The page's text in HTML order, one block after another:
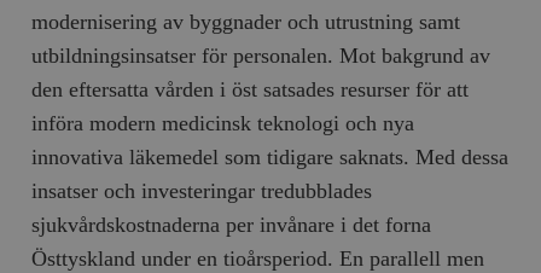
modernisering av byggnader och utrustning samt
utbildningsinsatser för personalen. Mot bakgrund av
den eftersatta vården i öst satsades resurser för att
införa modern medicinsk teknologi och nya
innovativa läkemedel som tidigare saknats. Med dessa
insatser och investeringar tredubblades
sjukvårdskostnaderna per invånare i det forna
Östtyskland under en tioårsperiod. En parallell men